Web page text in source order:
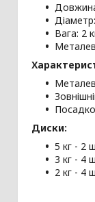
Вага: 2
Диски:
5 кг - 2
3 кг - 4
2 кг - 4